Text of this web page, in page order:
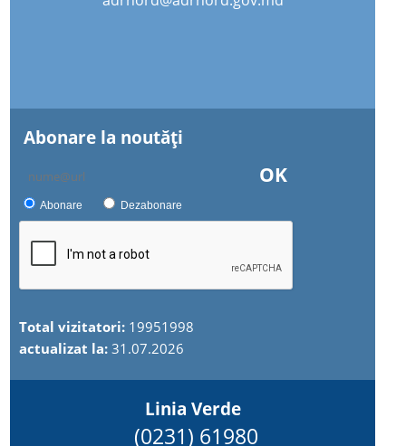
Abonare la noutăţi
OK
Abonare Dezabonare
Total vizitatori: 19951998
actualizat la:31.07.2026
Linia Verde
(0231) 61980